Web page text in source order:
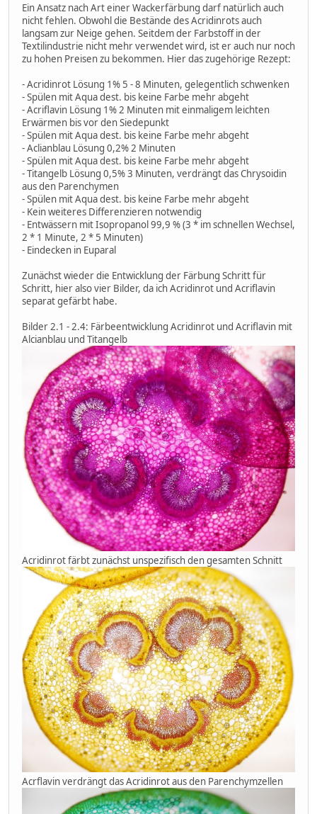
Ein Ansatz nach Art einer Wackerfärbung darf natürlich auch
nicht fehlen. Obwohl die Bestände des Acridinrots auch
langsam zur Neige gehen. Seitdem der Farbstoff in der
Textilindustrie nicht mehr verwendet wird, ist er auch nur noch
zu hohen Preisen zu bekommen. Hier das zugehörige Rezept:
- Acridinrot Lösung 1% 5 - 8 Minuten, gelegentlich schwenken
- Spülen mit Aqua dest. bis keine Farbe mehr abgeht
- Acriflavin Lösung 1% 2 Minuten mit einmaligem leichten
Erwärmen bis vor den Siedepunkt
- Spülen mit Aqua dest. bis keine Farbe mehr abgeht
- Aclianblau Lösung 0,2% 2 Minuten
- Spülen mit Aqua dest. bis keine Farbe mehr abgeht
- Titangelb Lösung 0,5% 3 Minuten, verdrängt das Chrysoidin
aus den Parenchymen
- Spülen mit Aqua dest. bis keine Farbe mehr abgeht
- Kein weiteres Differenzieren notwendig
- Entwässern mit Isopropanol 99,9 % (3 * im schnellen Wechsel,
2 * 1 Minute, 2 * 5 Minuten)
- Eindecken in Euparal
Zunächst wieder die Entwicklung der Färbung Schritt für
Schritt, hier also vier Bilder, da ich Acridinrot und Acriflavin
separat gefärbt habe.
Bilder 2.1 - 2.4: Färbeentwicklung Acridinrot und Acriflavin mit
Alcianblau und Titangelb
Acridinrot färbt zunächst unspezifisch den gesamten Schnitt
Acrflavin verdrängt das Acridinrot aus den Parenchymzellen